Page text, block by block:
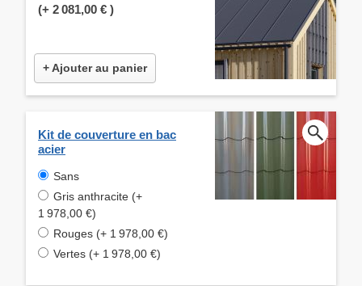
(+ 2 081,00 € )
+ Ajouter au panier
Kit de couverture en bac
acier
Sans
Gris anthracite (+
1 978,00 €)
Rouges (+ 1 978,00 €)
Vertes (+ 1 978,00 €)